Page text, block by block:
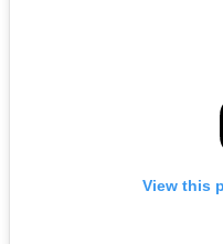
View this